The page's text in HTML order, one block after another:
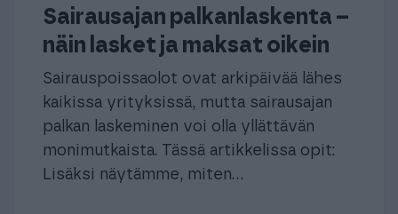
Sairausajan palkanlaskenta –
näin lasket ja maksat oikein
Sairauspoissaolot ovat arkipäivää lähes
kaikissa yrityksissä, mutta sairausajan
palkan laskeminen voi olla yllättävän
monimutkaista. Tässä artikkelissa opit:
Lisäksi näytämme, miten...